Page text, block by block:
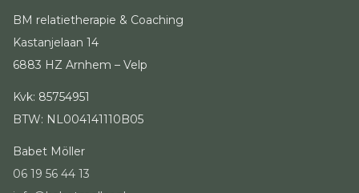
BM relatietherapie & Coaching
Kastanjelaan 14
6883 HZ Arnhem – Velp
Kvk: 85754951
BTW: NL004141110B05
Babet Möller
06 19 56 44 13